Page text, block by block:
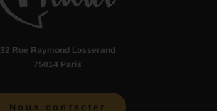
32 Rue Raymond Losserand
75014 Paris
Nous contacter